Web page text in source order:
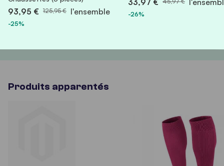
93,95 € 125,95 € l'ensemble
-25%
33,97 €
-26%
Produits apparentés